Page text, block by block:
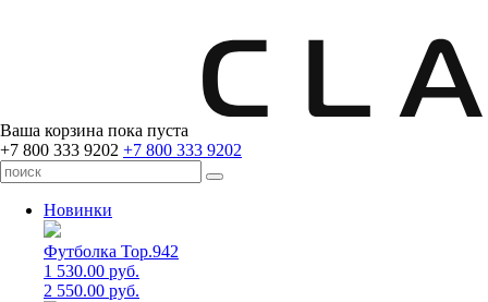
Ваша корзина пока пуста
+7 800 333 9202 +7 800 333 9202
Новинки
Футболка Top.942
1 530.00 руб.
2 550.00 руб.